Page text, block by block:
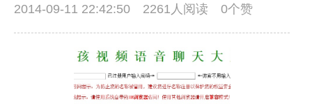
2014-09-11 22:42:50
2261人阅读 0个赞